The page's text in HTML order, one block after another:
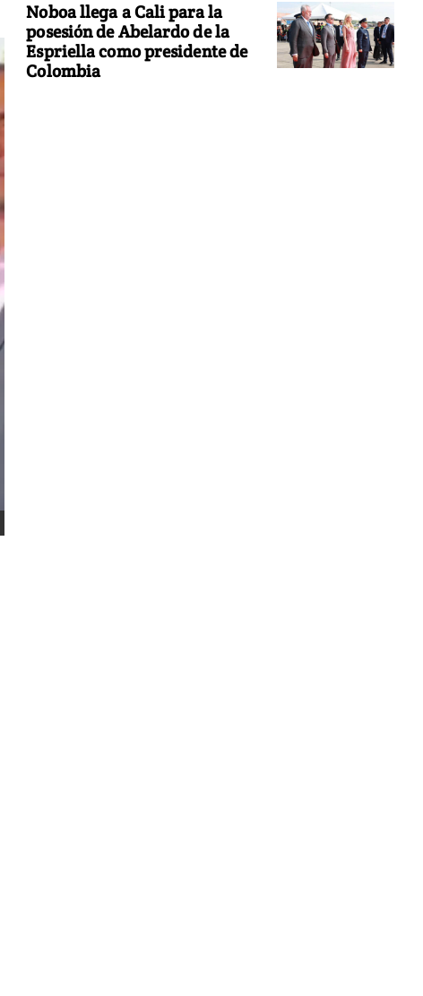
Noboa llega a Cali para la
posesión de Abelardo de la
Espriella como presidente de
Colombia